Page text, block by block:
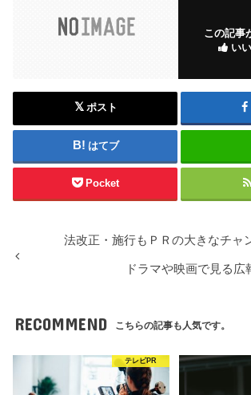
この記事
い
ポスト
はてブ
Pocket
法改正・施行もＰＲの大きなチャ
ドラマや映画で見る広
RECOMMEND こちらの記事も人気です。
テレビPR